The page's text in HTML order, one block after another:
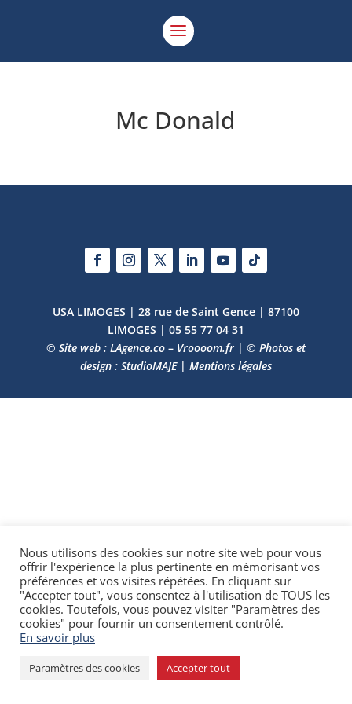
Mc Donald
USA LIMOGES | 28 rue de Saint Gence | 87100
LIMOGES | 05 55 77 04 31
© Site web : LAgence.co– Vroooom.fr| © Photos et
design : StudioMAJE| Mentions légales
Nous utilisons des cookies sur notre site web pour vous
offrir l'expérience la plus pertinente en mémorisant vos
préférences et vos visites répétées. En cliquant sur
"Accepter tout", vous consentez à l'utilisation de TOUS les
cookies. Toutefois, vous pouvez visiter "Paramètres des
cookies" pour fournir un consentement contrôlé.
En savoir plus
Paramètres des cookies Accepter tout